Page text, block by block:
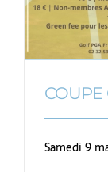
COUPE
Samedi 9